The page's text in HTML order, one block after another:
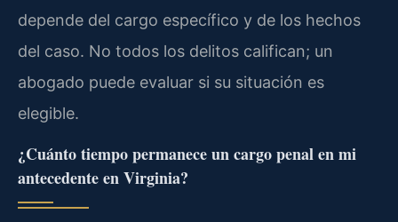
depende del cargo específico y de los hechos
del caso. No todos los delitos califican; un
abogado puede evaluar si su situación es
elegible.
¿Cuánto tiempo permanece un cargo penal en mi
antecedente en Virginia?